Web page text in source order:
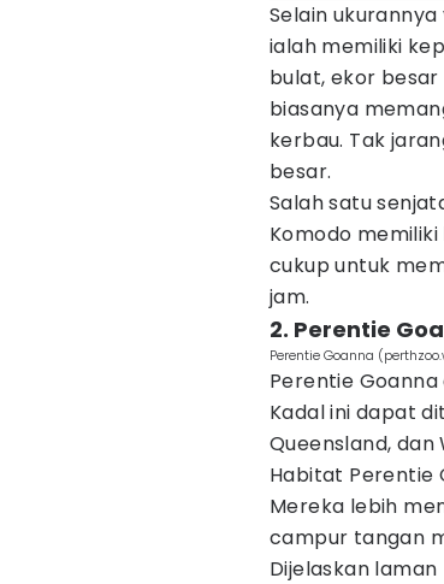
Selain
ialah memiliki
bulat, ekor
biasanya
kerbau. Tak
besar.
Salah satu
Komodo
cukup untuk
jam.
2. Perentie
Perentie Goanna
Perentie
Kadal ini dapat
Queensland, dan
Habitat Perentie
Mereka lebih
campur tangan
Dijelaskan laman